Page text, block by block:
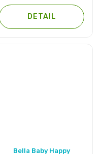
DETAIL
Bella Baby Happy